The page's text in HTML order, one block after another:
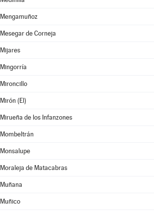
Mengamuñoz
Mesegar de Corneja
Mijares
Mingorría
Mironcillo
Mirón (El)
Mirueña de los Infanzones
Mombeltrán
Monsalupe
Moraleja de Matacabras
Muñana
Muñico